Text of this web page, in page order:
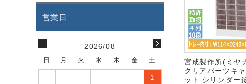
宮成製作所(ミヤ
クリアパーツキ
ット シリンダー
2026/08
日 月 火 水 木 金 土
1